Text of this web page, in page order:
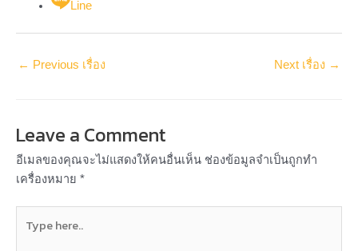
Line
← Previous เรื่อง Next เรื่อง →
Leave a Comment
อีเมลของคุณจะไม่แสดงให้คนอื่นเห็น ช่องข้อมูลจำเป็นถูกทำ
เครื่องหมาย *
here..